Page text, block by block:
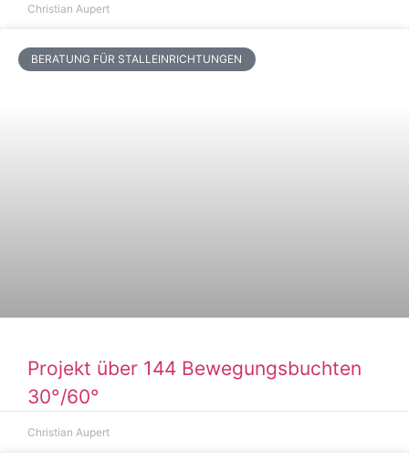
Christian Aupert
BERATUNG FÜR STALLEINRICHTUNGEN
Projekt über 144 Bewegungsbuchten
30°/60°
Christian Aupert